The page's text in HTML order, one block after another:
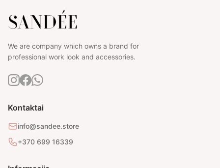
We are company which owns a brand for
professional work look and accessories.
Kontaktai
info@sandee.store
+370 699 16339